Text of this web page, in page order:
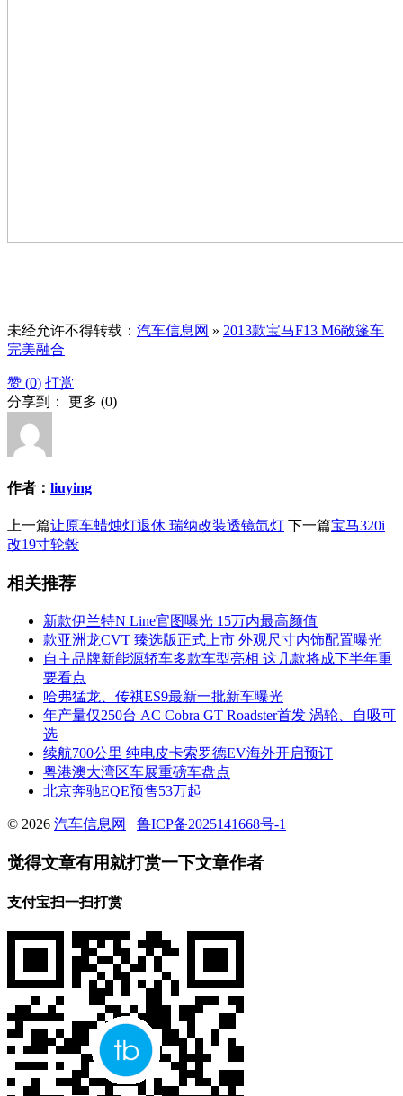
未经允许不得转载： 汽车信息网 » 2013款宝马F13 M6敞篷车
完美融合
赞 (0) 打赏
分享到： 更多 (0)
作者： liuying
上一篇让原车蜡烛灯退休 瑞纳改装透镜氙灯 下一篇宝马320i
改19寸轮毂
相关推荐
新款伊兰特N Line官图曝光 15万内最高颜值
款亚洲龙CVT 臻选版正式上市 外观尺寸内饰配置曝光
自主品牌新能源轿车多款车型亮相 这几款将成下半年重
要看点
哈弗猛龙、传祺ES9最新一批新车曝光
年产量仅250台 AC Cobra GT Roadster首发 涡轮、自吸可
选
续航700公里 纯电皮卡索罗德EV海外开启预订
粤港澳大湾区车展重磅车盘点
北京奔驰EQE预售53万起
© 2026 汽车信息网 鲁ICP备2025141668号-1
觉得文章有用就打赏一下文章作者
支付宝扫一扫打赏